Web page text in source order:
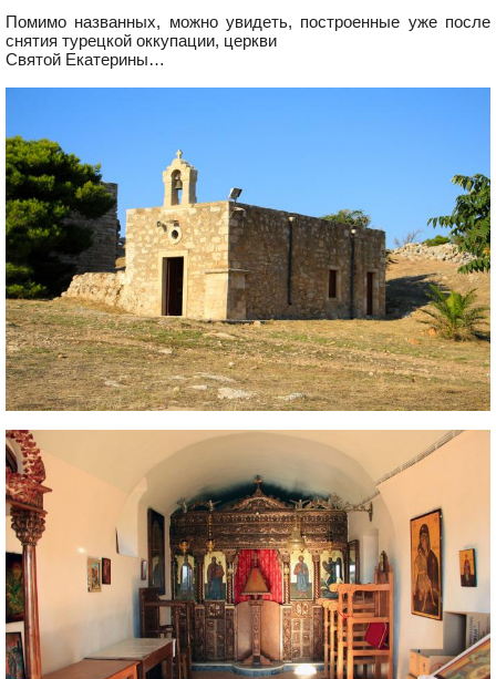
Помимо названных, можно увидеть, построенные уже после
снятия турецкой оккупации, церкви
Святой Екатерины…